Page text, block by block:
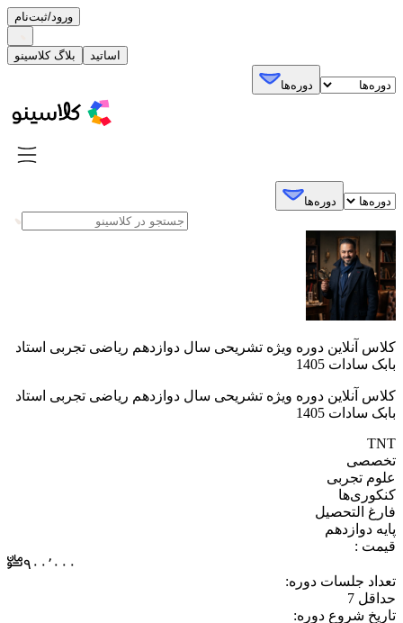
ورود/ثبت‌نام
بلاگ کلاسینو اساتید
دوره‌ها
دوره‌ها
کلاس آنلاین دوره ویژه تشریحی سال دوازدهم ریاضی تجربی استاد
بابک سادات 1405
کلاس آنلاین دوره ویژه تشریحی سال دوازدهم ریاضی تجربی استاد
بابک سادات 1405
⁧تخصصی⁩
⁧علوم تجربی⁩
⁧کنکوری‌ها⁩
⁧فارغ التحصیل⁩
⁧پایه دوازدهم⁩
قیمت :
۹۰۰٬۰۰۰
تعداد جلسات دوره:
حداقل 7
تاریخ شروع دوره: